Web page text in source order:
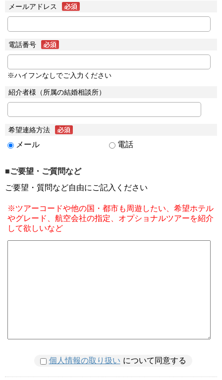
メールアドレス
電話番号
※ハイフンなしでご入力ください
紹介者様（所属の結婚相談所）
希望連絡方法
メール 電話
■ご要望・ご質問など
ご要望・質問など自由にご記入ください
※ツアーコードや他の国・都市も周遊したい、希望ホテル
やグレード、航空会社の指定、オプショナルツアーを紹介
して欲しいなど
個人情報の取り扱い について同意する